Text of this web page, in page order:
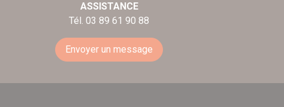
ASSISTANCE
Tél. 03 89 61 90 88
Envoyer un message